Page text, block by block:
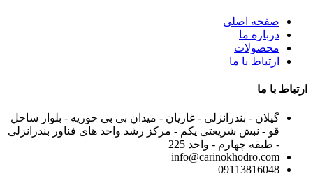
صفحه اصلی
درباره ما
محصولات
ارتباط با ما
ارتباط با ما
گیلان - بندرانزلی - غازیان - میدان بی بی حوریه - بلوار ساحل
قو - نبش شریعتی یکم - مرکز رشد واحد های فناور بندرانزلی
- طبقه چهارم - واحد 225
info@carinokhodro.com
09113816048